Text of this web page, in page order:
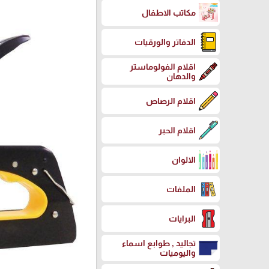
مكاتب الاطفال
الدفاتر والورقيات
اقلام الفولوماستر
والدهان
اقلام الرصاص
اقلام الحبر
الالوان
الملفات
البرايات
تجاليد , طوابع اسماء
واليوميات